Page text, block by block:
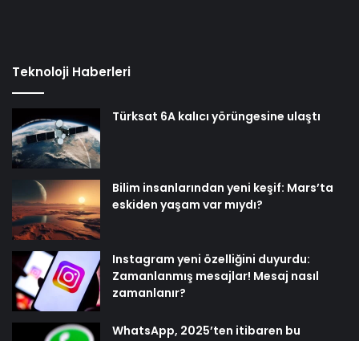
Teknoloji Haberleri
Türksat 6A kalıcı yörüngesine ulaştı
Bilim insanlarından yeni keşif: Mars’ta
eskiden yaşam var mıydı?
Instagram yeni özelliğini duyurdu:
Zamanlanmış mesajlar! Mesaj nasıl
zamanlanır?
WhatsApp, 2025’ten itibaren bu